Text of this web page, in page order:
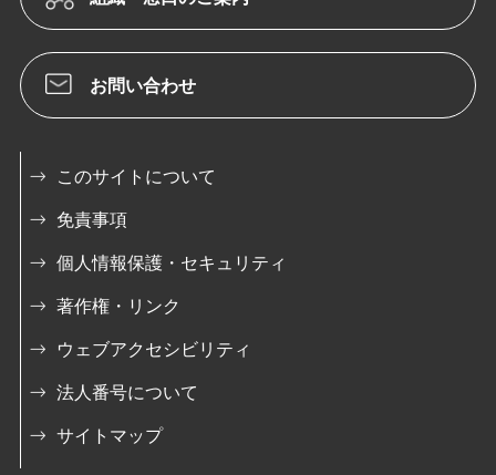
お問い合わせ
このサイトについて
免責事項
個人情報保護・セキュリティ
著作権・リンク
ウェブアクセシビリティ
法人番号について
サイトマップ